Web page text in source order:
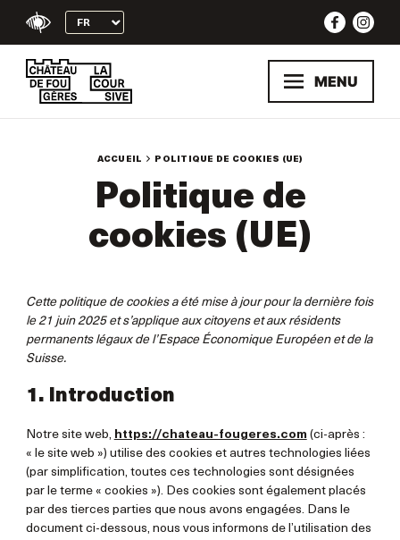
MENU
ACCUEIL POLITIQUE DE COOKIES (UE)
Politique de
cookies (UE)
Cette politique de cookies a été mise à jour pour la dernière fois
le 21 juin 2025 et s’applique aux citoyens et aux résidents
permanents légaux de l’Espace Économique Européen et de la
Suisse.
1. Introduction
Notre site web, https://chateau-fougeres.com (ci-après :
« le site web ») utilise des cookies et autres technologies liées
(par simplification, toutes ces technologies sont désignées
par le terme « cookies »). Des cookies sont également placés
par des tierces parties que nous avons engagées. Dans le
document ci-dessous, nous vous informons de l’utilisation des